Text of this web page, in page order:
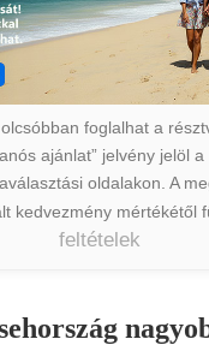
foglalhat a
ajánlat” jelvény jelöl
oldalakon. A
kedvezmény mértékétől
feltételek